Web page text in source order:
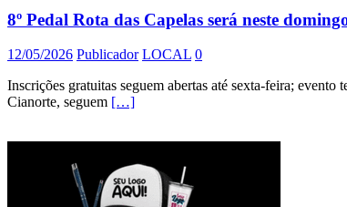
8º Pedal Rota das Capelas será neste
12/05/2026 Publicador LOCAL 0
Inscrições gratuitas seguem abertas até sexta-feira;
Cianorte, seguem […]